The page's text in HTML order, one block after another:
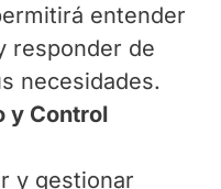
entender
responder de
necesidades.
y Control
y gestionar